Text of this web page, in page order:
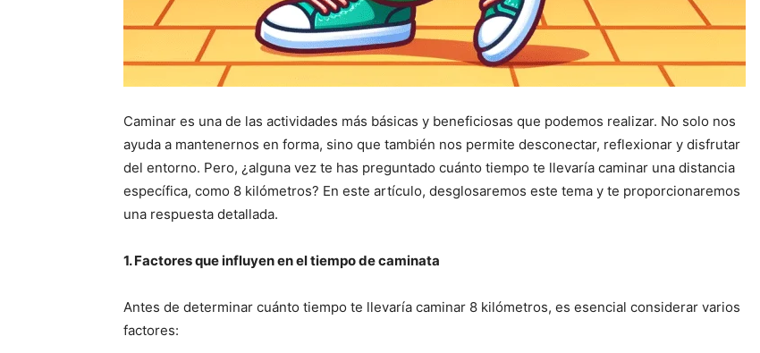
Caminar es una de las actividades más básicas y beneficiosas que podemos realizar. No solo nos
ayuda a mantenernos en forma, sino que también nos permite desconectar, reflexionar y disfrutar
del entorno. Pero, ¿alguna vez te has preguntado cuánto tiempo te llevaría caminar una distancia
específica, como 8 kilómetros? En este artículo, desglosaremos este tema y te proporcionaremos
una respuesta detallada.
1. Factores que influyen en el tiempo de caminata
Antes de determinar cuánto tiempo te llevaría caminar 8 kilómetros, es esencial considerar varios
factores: